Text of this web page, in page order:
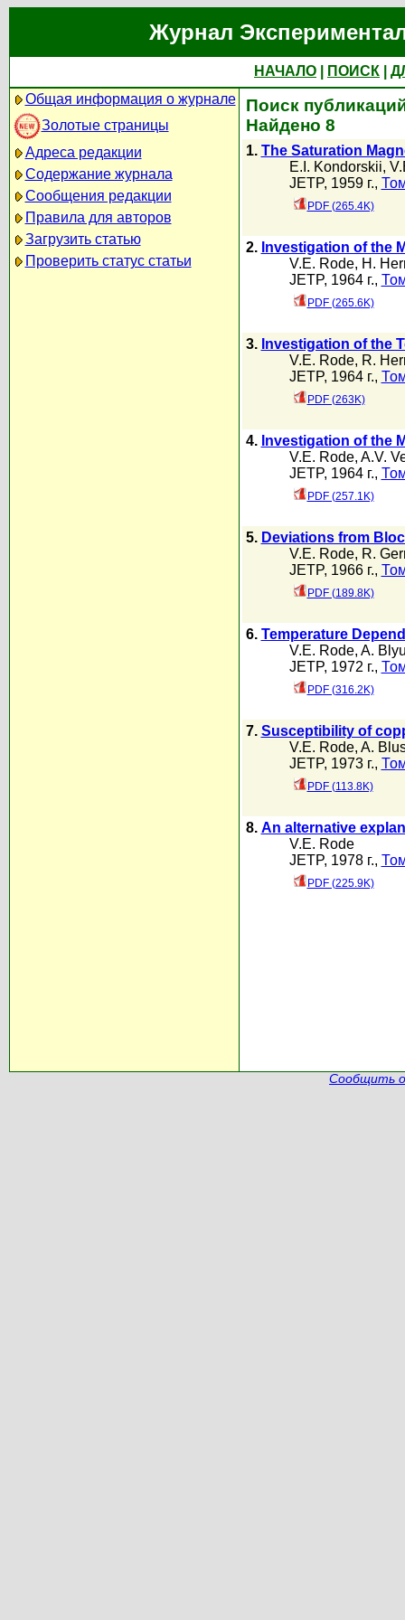
Журнал
НАЧАЛО ПОИСК
Общая информация о журнале
Золотые страницы
Адреса редакции
Содержание журнала
Сообщения редакции
Правила для авторов
Загрузить статью
Проверить статус статьи
Поиск
Найдено 8
1. The Saturation
E.I. Kondorskii,
JETP, 1959 г.,
PDF (265.4K)
2. Investigation of the
V.E. Rode, H.
JETP, 1964 г.,
PDF (265.6K)
3. Investigation of the
V.E. Rode, R.
JETP, 1964 г.,
PDF (263K)
4. Investigation of the
V.E. Rode, A.V.
JETP, 1964 г.,
PDF (257.1K)
5. Deviations from
V.E. Rode, R.
JETP, 1966 г.,
PDF (189.8K)
6. Temperature
V.E. Rode, A.
JETP, 1972 г.,
PDF (316.2K)
7. Susceptibility of
V.E. Rode, A.
JETP, 1973 г.,
PDF (113.8K)
8. An alternative
V.E. Rode
JETP, 1978 г.,
PDF (225.9K)
Сообщить о